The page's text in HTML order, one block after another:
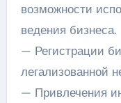
возможности
ведения бизнеса.
— Регистрации
легализованной
— Привлечения